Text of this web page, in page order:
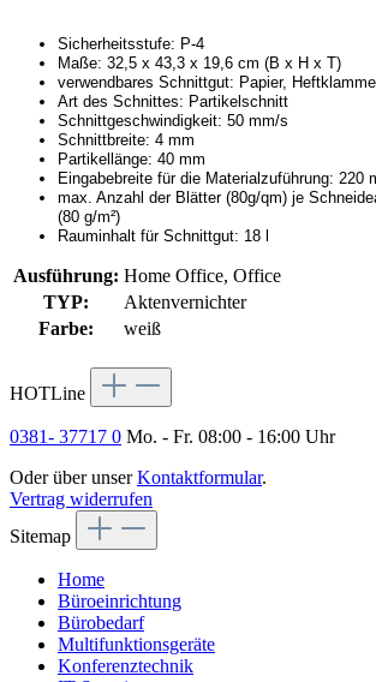
Sicherheitsstufe: P-4
Maße: 32,5 x 43,3 x 19,6 cm (B x H x T)
verwendbares Schnittgut: Papier,
Art des Schnittes: Partikelschnitt
Schnittgeschwindigkeit: 50 mm/s
Schnittbreite: 4 mm
Partikellänge: 40 mm
Eingabebreite für die Materialzuführung: 220
max. Anzahl der Blätter (80g/qm) je
(80 g/m²)
Rauminhalt für Schnittgut: 18 l
Ausführung: Home Office, Office
TYP:
Aktenvernichter
Farbe:
weiß
HOTLine
0381- 37717 0 Mo. - Fr. 08:00 - 16:00 Uhr
Oder über unserKontaktformular.
Vertrag widerrufen
Sitemap
Home
Büroeinrichtung
Bürobedarf
Multifunktionsgeräte
Konferenztechnik